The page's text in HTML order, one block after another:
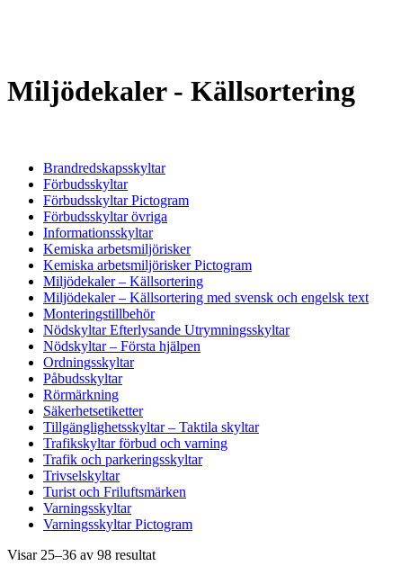
Miljödekaler - Källsortering
Brandredskapsskyltar
Förbudsskyltar
Förbudsskyltar Pictogram
Förbudsskyltar övriga
Informationsskyltar
Kemiska arbetsmiljörisker
Kemiska arbetsmiljörisker Pictogram
Miljödekaler – Källsortering
Miljödekaler – Källsortering med svensk och engelsk text
Monteringstillbehör
Nödskyltar Efterlysande Utrymningsskyltar
Nödskyltar – Första hjälpen
Ordningsskyltar
Påbudsskyltar
Rörmärkning
Säkerhetsetiketter
Tillgänglighetsskyltar – Taktila skyltar
Trafikskyltar förbud och varning
Trafik och parkeringsskyltar
Trivselskyltar
Turist och Friluftsmärken
Varningsskyltar
Varningsskyltar Pictogram
Visar 25–36 av 98 resultat